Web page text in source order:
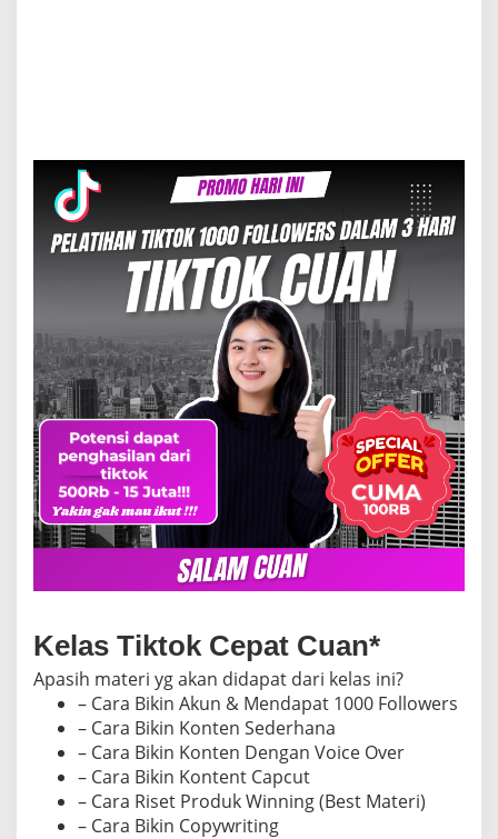
Kelas Tiktok Cepat Cuan*
Apasih materi yg akan didapat dari kelas ini?
– Cara Bikin Akun & Mendapat 1000 Followers
– Cara Bikin Konten Sederhana
– Cara Bikin Konten Dengan Voice Over
– Cara Bikin Kontent Capcut
– Cara Riset Produk Winning (Best Materi)
– Cara Bikin Copywriting